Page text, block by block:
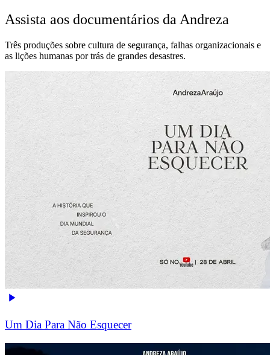
Assista aos documentários da Andreza
Três produções sobre cultura de segurança, falhas organizacionais e
as lições humanas por trás de grandes desastres.
Um Dia Para Não Esquecer